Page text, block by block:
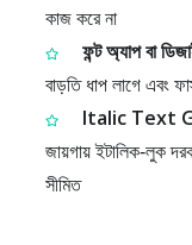
কাজ করে না
ফন্ট অ্যাপ বা
বাড়তি ধাপ লাগে এবং
Italic Text
জায়গায় ইটালিক‑লুক
সীমিত